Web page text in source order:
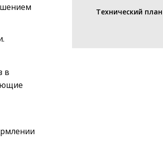
в
Технический план